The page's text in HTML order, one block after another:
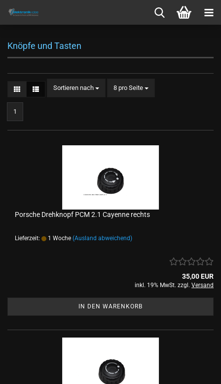
Knöpfe und Tasten
Sortieren nach
Sortieren nach 8 pro Seite
pro Seite
1
Porsche Drehknopf PCM 2.1 Cayenne rechts
Lieferzeit: 1 Woche (Ausland abweichend)
35,00 EUR
inkl. 19% MwSt. zzgl. Versand
IN DEN WARENKORB